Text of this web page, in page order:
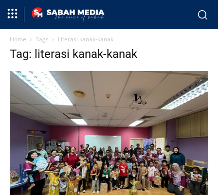
Home Tags Literasi kanak-kanak
Tag: literasi kanak-kanak